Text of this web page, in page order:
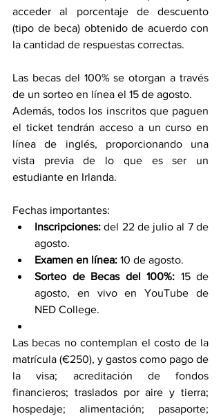
acceder al porcentaje de descuento
(tipo de beca) obtenido de acuerdo con
la cantidad de respuestas correctas.
Las becas del 100% se otorgan a través
de un sorteo en línea el 15 de agosto.
Además, todos los inscritos que paguen
el ticket tendrán acceso a un curso en
línea de inglés, proporcionando una
vista previa de lo que es ser un
estudiante en Irlanda.
Fechas importantes:
Inscripciones: del 22 de julio al 7 de
agosto.
Examen en línea: 10 de agosto.
Sorteo de Becas del 100%: 15 de
agosto, en vivo en YouTube de
NED College.
Las becas no contemplan el costo de la
matrícula (€250), y gastos como pago de
la visa; acreditación de fondos
financieros; traslados por aire y tierra;
hospedaje; alimentación; pasaporte;